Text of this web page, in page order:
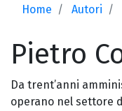
Home Autori
Pietro
Da trent’anni
operano nel settore